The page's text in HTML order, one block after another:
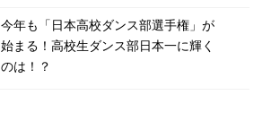
今年も「日本高校ダンス部選手権」が
始まる！高校生ダンス部日本一に輝く
のは！？